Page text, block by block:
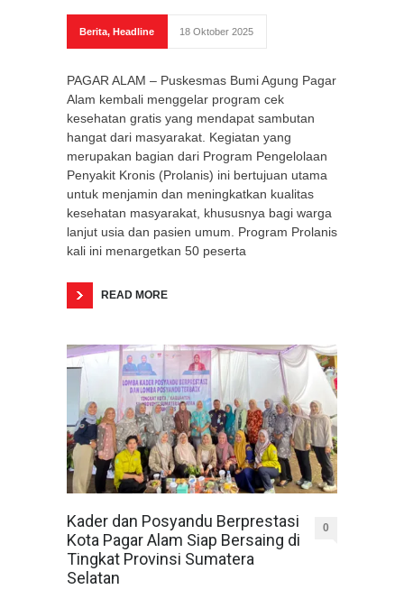
Berita, Headline 18 Oktober 2025
PAGAR ALAM – Puskesmas Bumi Agung Pagar
Alam kembali menggelar program cek
kesehatan gratis yang mendapat sambutan
hangat dari masyarakat. Kegiatan yang
merupakan bagian dari Program Pengelolaan
Penyakit Kronis (Prolanis) ini bertujuan utama
untuk menjamin dan meningkatkan kualitas
kesehatan masyarakat, khususnya bagi warga
lanjut usia dan pasien umum. Program Prolanis
kali ini menargetkan 50 peserta
READ MORE
Kader dan Posyandu Berprestasi
Kota Pagar Alam Siap Bersaing di
Tingkat Provinsi Sumatera
Selatan
0